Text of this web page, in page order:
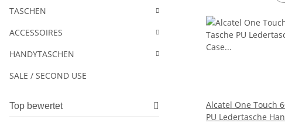
Alcatel One Touch
PU Ledertasche
TASCHEN
ACCESSOIRES
HANDYTASCHEN
SALE / SECOND USE
Top bewertet